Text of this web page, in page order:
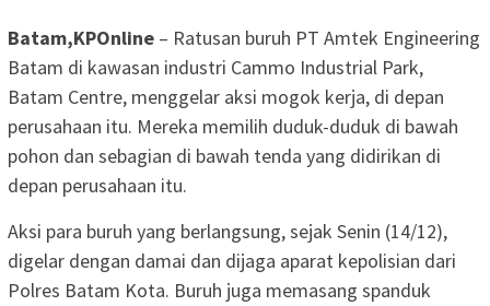
Batam,KPOnline – Ratusan buruh PT Amtek Engineering
Batam di kawasan industri Cammo Industrial Park,
Batam Centre, menggelar aksi mogok kerja, di depan
perusahaan itu. Mereka memilih duduk-duduk di bawah
pohon dan sebagian di bawah tenda yang didirikan di
depan perusahaan itu.
Aksi para buruh yang berlangsung, sejak Senin (14/12),
digelar dengan damai dan dijaga aparat kepolisian dari
Polres Batam Kota. Buruh juga memasang spanduk